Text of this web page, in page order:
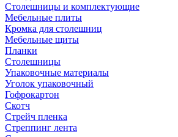
Столешницы и комплектующие
Мебельные плиты
Кромка для столешниц
Мебельные щиты
Планки
Столешницы
Упаковочные материалы
Уголок упаковочный
Гофрокартон
Скотч
Стрейч пленка
Стреппинг лента